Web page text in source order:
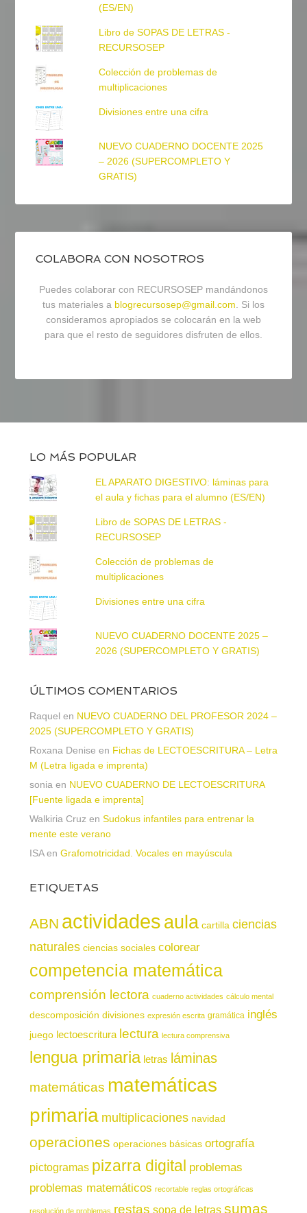
(ES/EN)
Libro de SOPAS DE LETRAS -
RECURSOSEP
Colección de problemas de
multiplicaciones
Divisiones entre una cifra
NUEVO CUADERNO DOCENTE 2025
– 2026 (SUPERCOMPLETO Y
GRATIS)
COLABORA CON NOSOTROS
Puedes colaborar con RECURSOSEP mandándonos
tus materiales a blogrecursosep@gmail.com. Si los
consideramos apropiados se colocarán en la web
para que el resto de seguidores disfruten de ellos.
LO MÁS POPULAR
EL APARATO DIGESTIVO: láminas para
el aula y fichas para el alumno (ES/EN)
Libro de SOPAS DE LETRAS -
RECURSOSEP
Colección de problemas de
multiplicaciones
Divisiones entre una cifra
NUEVO CUADERNO DOCENTE 2025 –
2026 (SUPERCOMPLETO Y GRATIS)
ÚLTIMOS COMENTARIOS
Raquel en NUEVO CUADERNO DEL PROFESOR 2024 –
2025 (SUPERCOMPLETO Y GRATIS)
Roxana Denise en Fichas de LECTOESCRITURA – Letra
M (Letra ligada e imprenta)
sonia en NUEVO CUADERNO DE LECTOESCRITURA
[Fuente ligada e imprenta]
Walkiria Cruz en Sudokus infantiles para entrenar la
mente este verano
ISAen Grafomotricidad. Vocales en mayúscula
ETIQUETAS
ABN actividadesaula cartilla ciencias
naturales ciencias sociales colorear
competencia matemática
comprensión lectora cuaderno actividades cálculo mental
descomposición divisiones expresión escrita gramática inglés
juego lectoescritura lectura lectura comprensiva
lengua primaria letras láminas
matemáticas matemáticas
primaria multiplicaciones navidad
operaciones operaciones básicas ortografía
pictogramas pizarra digital problemas
problemas matemáticos recortable reglas ortográficas
resolución de problemas restas sopa de letras sumas